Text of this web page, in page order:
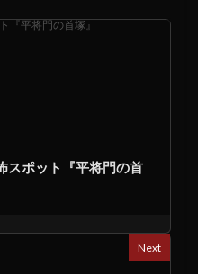
スポット『平将門の首
Next